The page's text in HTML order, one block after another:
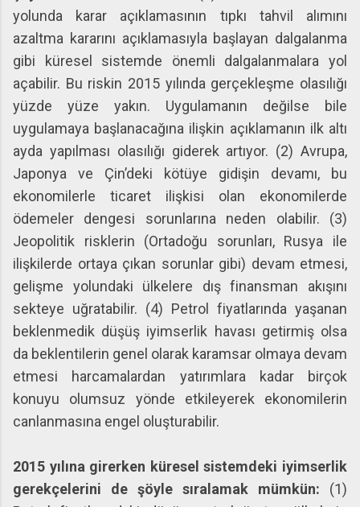
yolunda karar açıklamasının tıpkı tahvil alımını
azaltma kararını açıklamasıyla başlayan dalgalanma
gibi küresel sistemde önemli dalgalanmalara yol
açabilir. Bu riskin 2015 yılında gerçekleşme olasılığı
yüzde yüze yakın. Uygulamanın değilse bile
uygulamaya başlanacağına ilişkin açıklamanın ilk altı
ayda yapılması olasılığı giderek artıyor. (2) Avrupa,
Japonya ve Çin’deki kötüye gidişin devamı, bu
ekonomilerle ticaret ilişkisi olan ekonomilerde
ödemeler dengesi sorunlarına neden olabilir. (3)
Jeopolitik risklerin (Ortadoğu sorunları, Rusya ile
ilişkilerde ortaya çıkan sorunlar gibi) devam etmesi,
gelişme yolundaki ülkelere dış finansman akışını
sekteye uğratabilir. (4) Petrol fiyatlarında yaşanan
beklenmedik düşüş iyimserlik havası getirmiş olsa
da beklentilerin genel olarak karamsar olmaya devam
etmesi harcamalardan yatırımlara kadar birçok
konuyu olumsuz yönde etkileyerek ekonomilerin
canlanmasına engel oluşturabilir.
2015 yılına girerken küresel sistemdeki iyimserlik
gerekçelerini de şöyle sıralamak mümkün: (1)